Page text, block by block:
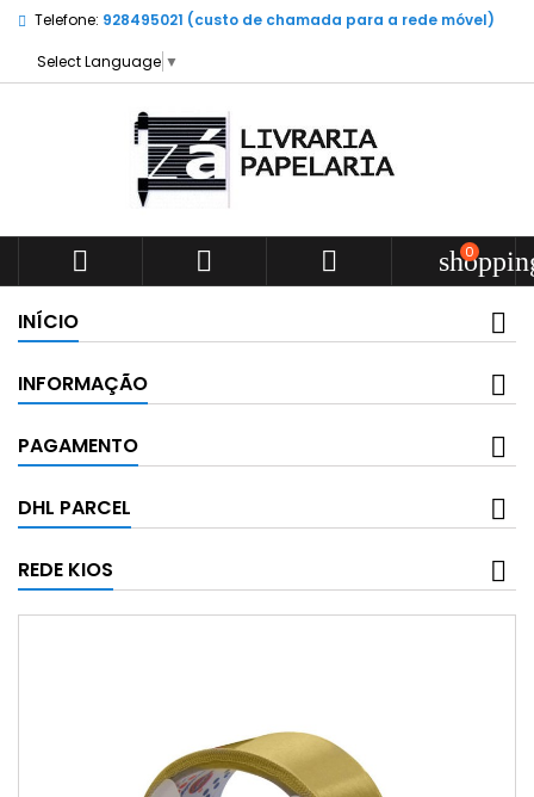
Telefone: 928495021 (custo de chamada para a rede móvel)
Select Language ▼
   0
INÍCIO
INFORMAÇÃO
PAGAMENTO
DHL PARCEL
REDE KIOS